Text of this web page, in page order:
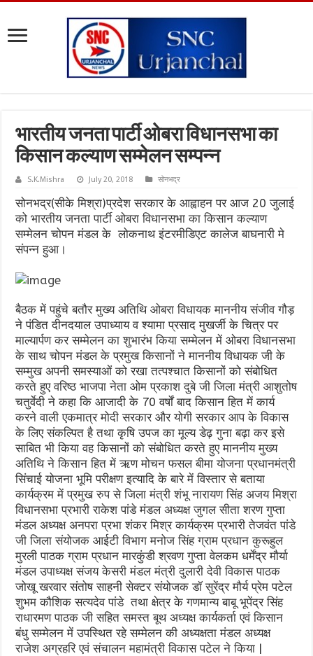
भारतीय जनता पार्टी ओबरा विधानसभा का
किसान कल्याण सम्मेलन सम्पन्न
S.K.Mishra July 20, 2018 सोनभद्र
सोनभद्र(सीके मिश्रा)प्रदेश सरकार के आह्वाहन पर आज 20 जुलाई
को भारतीय जनता पार्टी ओबरा विधानसभा का किसान कल्याण
सम्मेलन चोपन मंडल के लोकनाथ इंटरमीडिएट कालेज बाघनारी मे
संपन्न हुआ।
बैठक में पहुंचे बतौर मुख्य अतिथि ओबरा विधायक माननीय संजीव गौड़
ने पंडित दीनदयाल उपाध्याय व श्यामा प्रसाद मुखर्जी के चित्र पर
माल्यार्पण कर सम्मेलन का शुभारंभ किया सम्मेलन में ओबरा विधानसभा
के साथ चोपन मंडल के प्रमुख किसानों ने माननीय विधायक जी के
सम्मुख अपनी समस्याओं को रखा तत्पश्चात किसानों को संबोधित
करते हुए वरिष्ठ भाजपा नेता ओम प्रकाश दुबे जी जिला मंत्री आशुतोष
चतुर्वेदी ने कहा कि आजादी के 70 वर्षों बाद किसान हित में कार्य
करने वाली एकमात्र मोदी सरकार और योगी सरकार आप के विकास
के लिए संकल्पित है तथा कृषि उपज का मूल्य डेढ़ गुना बढ़ा कर इसे
साबित भी किया वह किसानों को संबोधित करते हुए माननीय मुख्य
अतिथि ने किसान हित में ऋण मोचन फसल बीमा योजना प्रधानमंत्री
सिंचाई योजना भूमि परीक्षण इत्यादि के बारे में विस्तार से बताया
कार्यक्रम में प्रमुख रुप से जिला मंत्री शंभू नारायण सिंह अजय मिश्रा
विधानसभा प्रभारी राकेश पांडे मंडल अध्यक्ष जुगल सीता शरण गुप्ता
मंडल अध्यक्ष अनपरा प्रभा शंकर मिश्र कार्यक्रम प्रभारी तेजवंत पांडे
जी जिला संयोजक आईटी विभाग मनोज सिंह ग्राम प्रधान कुरूहुल
मुरली पाठक ग्राम प्रधान मारकुंडी श्रवण गुप्ता वेलकम धर्मेंद्र मौर्या
मंडल उपाध्यक्ष संजय केसरी मंडल मंत्री दुलारी देवी विकास पाठक
जोखू खरवार संतोष साहनी सेक्टर संयोजक डॉ सुरेंद्र मौर्य प्रेम पटेल
शुभम कौशिक सत्यदेव पांडे तथा क्षेत्र के गणमान्य बाबू भूपेंद्र सिंह
राधारमण पाठक जी सहित समस्त बूथ अध्यक्ष कार्यकर्ता एवं किसान
बंधु सम्मेलन में उपस्थित रहे सम्मेलन की अध्यक्षता मंडल अध्यक्ष
राजेश अग्रहरि एवं संचालन महामंत्री विकास पटेल ने किया |